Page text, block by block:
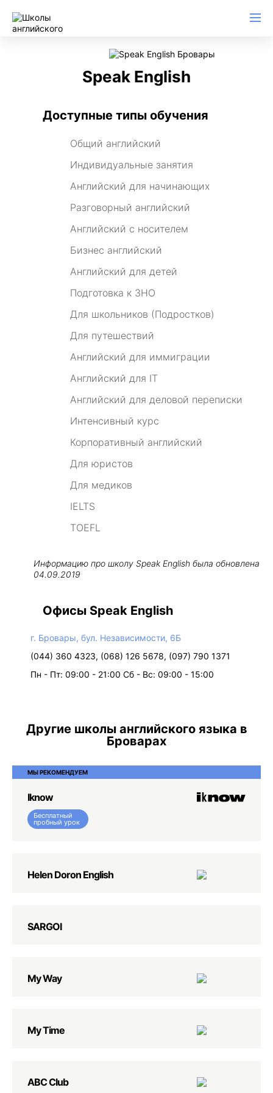
Speak English
Доступные типы обучения
Общий английский
Индивидуальные занятия
Английский для начинающих
Разговорный английский
Английский с носителем
Бизнес английский
Английский для детей
Подготовка к ЗНО
Для школьников (Подростков)
Для путешествий
Английский для иммиграции
Английский для IT
Английский для деловой переписки
Интенсивный курс
Корпоративный английский
Для юристов
Для медиков
IELTS
TOEFL
Информацию про школу Speak English была обновлена
04.09.2019
Офисы Speak English
г. Бровары, бул. Независимости, 6Б
(044) 360 4323, (068) 126 5678, (097) 790 1371
Пн - Пт: 09:00 - 21:00 Сб - Вс: 09:00 - 15:00
Другие школы английского языка в
Броварах
МЫ РЕКОМЕНДУЕМ
Iknow
Бесплатный
пробный урок
Helen Doron English
SARGOI
My Way
My Time
ABC Club